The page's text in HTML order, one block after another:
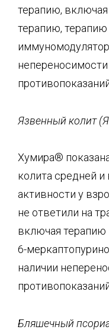
терапию,
терапию,
Язвенный колит
Хумира®
колита средней
активности у
не ответили на
включая терапию
6-
наличии
Бляшечный